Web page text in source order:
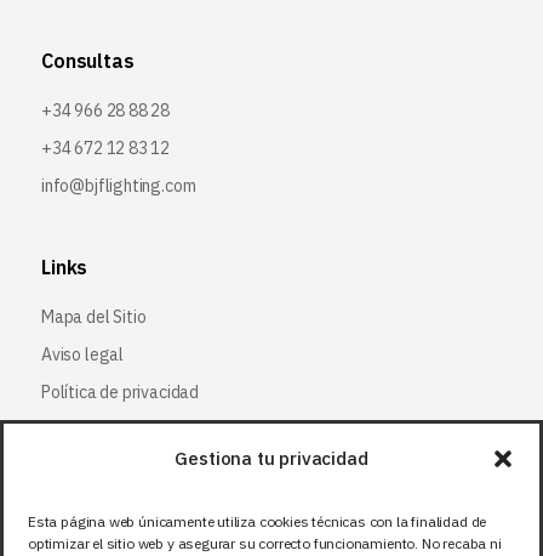
Gestiona tu privacidad
Esta página web únicamente utiliza cookies técnicas con la finalidad de
optimizar el sitio web y asegurar su correcto funcionamiento. No recaba ni
Consultas
+34 966 28 88 28
+34 672 12 83 12
info@bjflighting.com
Links
Mapa del Sitio
Aviso legal
Política de privacidad
Política de cookies
Síguenos